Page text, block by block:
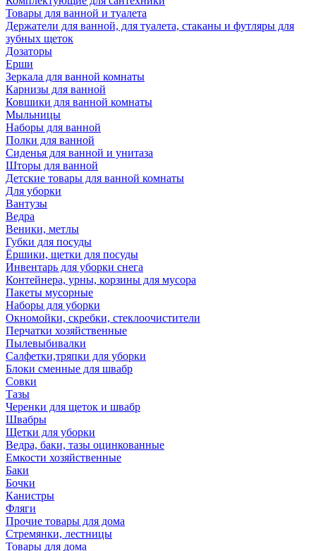
Товары для ванной и туалета
Держатели для ванной, для туалета, стаканы и футляры для
зубных щеток
Дозаторы
Ерши
Зеркала для ванной комнаты
Карнизы для ванной
Ковшики для ванной комнаты
Мыльницы
Наборы для ванной
Полки для ванной
Сиденья для ванной и унитаза
Шторы для ванной
Детские товары для ванной комнаты
Для уборки
Вантузы
Ведра
Веники, метлы
Губки для посуды
Ёршики, щетки для посуды
Инвентарь для уборки снега
Контейнера, урны, корзины для мусора
Пакеты мусорные
Наборы для уборки
Окномойки, скребки, стеклоочистители
Перчатки хозяйственные
Пылевыбивалки
Салфетки,тряпки для уборки
Блоки сменные для швабр
Совки
Тазы
Черенки для щеток и швабр
Швабры
Щетки для уборки
Ведра, баки, тазы оцинкованные
Емкости хозяйственные
Баки
Бочки
Канистры
Фляги
Прочие товары для дома
Стремянки, лестницы
Товары для дома